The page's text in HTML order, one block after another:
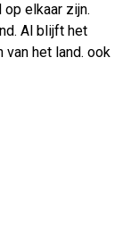
elkaar zijn.
Al blijft het
van het land. ook